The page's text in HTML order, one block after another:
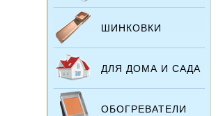
ШИНКОВКИ
ДЛЯ ДОМА И САДА
ОБОГРЕВАТЕЛИ